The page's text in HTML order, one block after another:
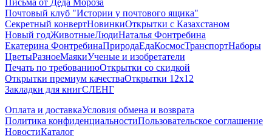
Письма от Деда Мороза
Почтовый клуб "Истории у почтового ящика"
Секретный конвертНовинкиОткрытки с Казахстаном
Новый годЖивотныеЛюдиНаталья Фонтребина
Екатерина ФонтребинаПриродаЕдаКосмосТранспортНаборы
ЦветыРазноеМаякиУченые и изобретатели
Печать по требованиюОткрытки со скидкой
Открытки премиум качестваОткрытки 12х12
Закладки для книгСЛЕНГ
Оплата и доставкаУсловия обмена и возврата
Политика конфиденциальностиПользовательское соглашение
НовостиКаталог